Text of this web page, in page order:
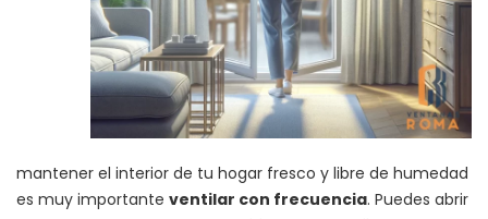
mantener el interior de tu hogar fresco y libre de humedad
es muy importante ventilar con frecuencia. Puedes abrir